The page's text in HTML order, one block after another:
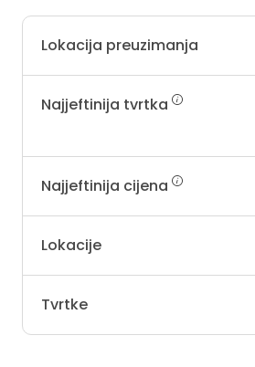
Lokacija preuzimanja
Najjeftinija tvrtka
Najjeftinija cijena
Lokacije
Tvrtke